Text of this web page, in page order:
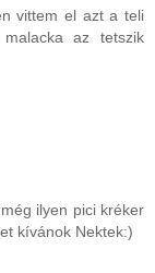
vittem el azt a teli
az tetszik
ilyen pici kréker
kívánok Nektek:)